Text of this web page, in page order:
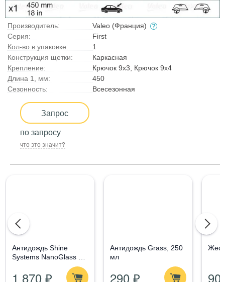
Производитель:
Valeo (Франция)
Серия:
First
Кол-во в упаковке:
1
Конструкция щетки:
Каркасная
Крепление:
Крючок 9x3, Крючок 9x4
Длина 1, мм:
450
Сезонность:
Всесезонная
Запрос
по запросу
что это значит?
Aнтидождь Shine
Systems NanoGlass Kit
- Набор по уходу за
стеклом
1 870 ₽
Антидождь Grass, 250
мл
290 ₽ 90